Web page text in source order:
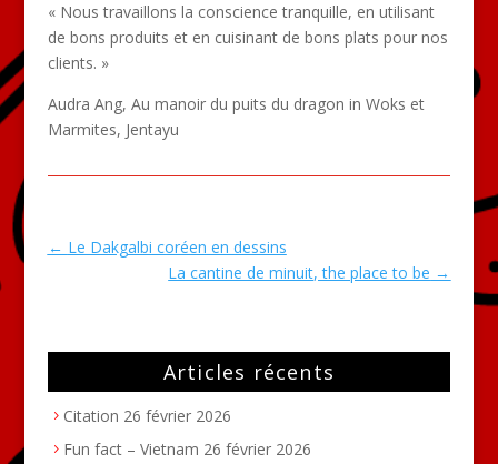
« Nous travaillons la conscience tranquille, en utilisant
de bons produits et en cuisinant de bons plats pour nos
clients. »
Audra Ang, Au manoir du puits du dragon in Woks et
Marmites, Jentayu
← Le Dakgalbi coréen en dessins
La cantine de minuit, the place to be →
Articles récents
Citation 26 février 2026
Fun fact – Vietnam 26 février 2026